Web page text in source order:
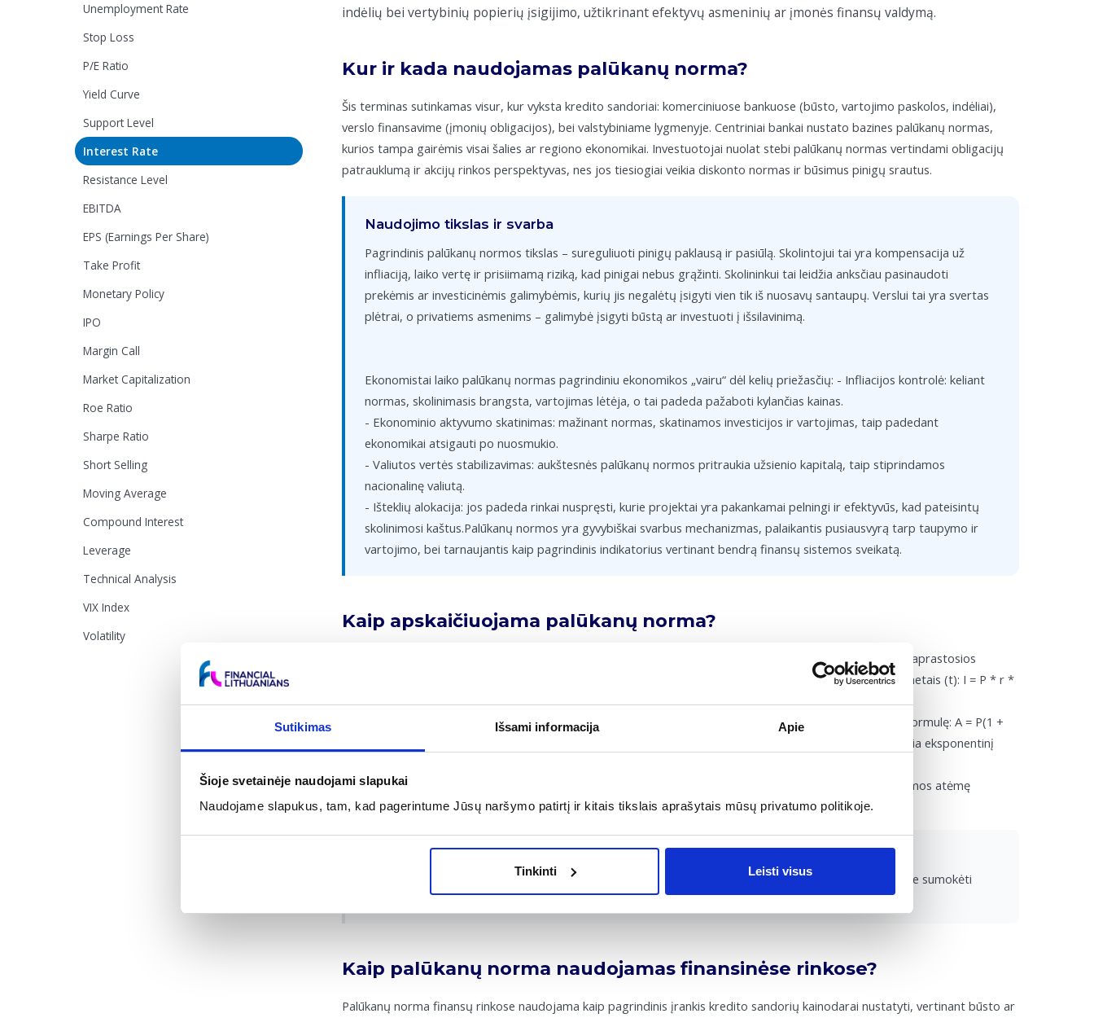
Sutikimas Išsami informacija Apie
Šioje svetainėje naudojami slapukai
Naudojame slapukus, tam, kad pagerintume Jūsų naršymo patirtį ir kitais tikslais aprašytais mūsų privatumo politikoje.
Tinkinti Leisti visus
Unemployment Rate
Stop Loss
P/E Ratio
Yield Curve
Support Level
Interest Rate
Resistance Level
EBITDA
EPS (Earnings Per Share)
Take Profit
Monetary Policy
IPO
Margin Call
Market Capitalization
Roe Ratio
Sharpe Ratio
Short Selling
Moving Average
Compound Interest
Leverage
Technical Analysis
VIX Index
Volatility
indėlių bei vertybinių popierių įsigijimo, užtikrinant efektyvų asmeninių ar įmonės finansų valdymą.
Kur ir kada naudojamas palūkanų norma?
Šis terminas sutinkamas visur, kur vyksta kredito sandoriai: komerciniuose bankuose (būsto, vartojimo paskolos, indėliai),
verslo finansavime (įmonių obligacijos), bei valstybiniame lygmenyje. Centriniai bankai nustato bazines palūkanų normas,
kurios tampa gairėmis visai šalies ar regiono ekonomikai. Investuotojai nuolat stebi palūkanų normas vertindami obligacijų
patrauklumą ir akcijų rinkos perspektyvas, nes jos tiesiogiai veikia diskonto normas ir būsimus pinigų srautus.
Naudojimo tikslas ir svarba
Pagrindinis palūkanų normos tikslas – sureguliuoti pinigų paklausą ir pasiūlą. Skolintojui tai yra kompensacija už
infliaciją, laiko vertę ir prisiimamą riziką, kad pinigai nebus grąžinti. Skolininkui tai leidžia anksčiau pasinaudoti
prekėmis ar investicinėmis galimybėmis, kurių jis negalėtų įsigyti vien tik iš nuosavų santaupų. Verslui tai yra svertas
plėtrai, o privatiems asmenims – galimybė įsigyti būstą ar investuoti į išsilavinimą.
Ekonomistai laiko palūkanų normas pagrindiniu ekonomikos „vairu“ dėl kelių priežasčių: - Infliacijos kontrolė: keliant
normas, skolinimasis brangsta, vartojimas lėtėja, o tai padeda pažaboti kylančias kainas.
- Ekonominio aktyvumo skatinimas: mažinant normas, skatinamos investicijos ir vartojimas, taip padedant
ekonomikai atsigauti po nuosmukio.
- Valiutos vertės stabilizavimas: aukštesnės palūkanų normos pritraukia užsienio kapitalą, taip stiprindamos
nacionalinę valiutą.
- Išteklių alokacija: jos padeda rinkai nuspręsti, kurie projektai yra pakankamai pelningi ir efektyvūs, kad pateisintų
skolinimosi kaštus.Palūkanų normos yra gyvybiškai svarbus mechanizmas, palaikantis pusiausvyrą tarp taupymo ir
vartojimo, bei tarnaujantis kaip pagrindinis indikatorius vertinant bendrą finansų sistemos sveikatą.
Kaip apskaičiuojama palūkanų norma?
Palūkanų norma skaičiuojama priklausomai nuo to, ar taikomos paprastosios, ar sudėtinės palūkanos: - Paprastosios
palūkanos (I) apskaičiuojamos dauginant pradinę sumą (P) iš metinės palūkanų normos (r) ir laikotarpio metais (t): I = P * r *
t. Šis metodas taikomas, kai palūkanos skaičiuojamos tik nuo pradinio kapitalo.
- Sudėtinės palūkanos skaičiuojamos ne tik nuo pradinio įnašo, bet ir nuo sukauptų palūkanų, naudojant formulę: A = P(1 +
r/n)^(nt). Čia A yra galutinė suma, n – palūkanų priskaičiavimo dažnumas per metus, o t – metai. Tai sukuria eksponentinį
- Realiąją palūkanų normą, kuri parodo tikrąją investicijos grąžą, sužinosite iš nominaliosios palūkanų normos atėmę
infliacijos lygį.
Pasiskolinate 1000 EUR su 5 % metine paprastųjų palūkanų norma vieniems metams. Po metų turėsite sumokėti
palūkanas: 1000 EUR * 0,05 * 1 = 50 EUR. Iš viso grąžinsite 1050 EUR.
Kaip palūkanų norma naudojamas finansinėse rinkose?
Palūkanų norma finansų rinkose naudojama kaip pagrindinis įrankis kredito sandorių kainodarai nustatyti, vertinant būsto ar